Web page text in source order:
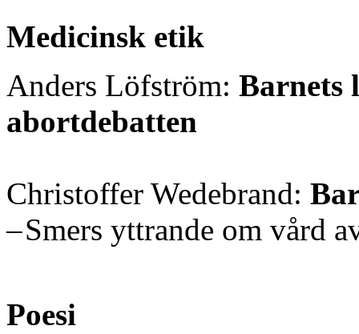
Medicinsk etik
Anders Löfström: Barnets
abortdebatten
Christoffer Wedebrand:
– Smers yttrande om vård
Poesi